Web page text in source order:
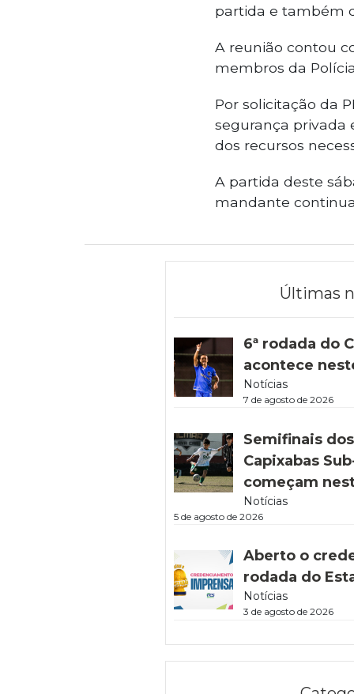
partida e também
A reunião contou
membros da
Por solicitação da
segurança privada
dos recursos
A partida deste
mandante
Últimas
6ª rodada do
acontece
Notícias
7 de agosto de 2026
Semifinais
Capixabas
começam
Notícias
5 de agosto de 2026
Aberto o
rodada do
Notícias
3 de agosto de 2026